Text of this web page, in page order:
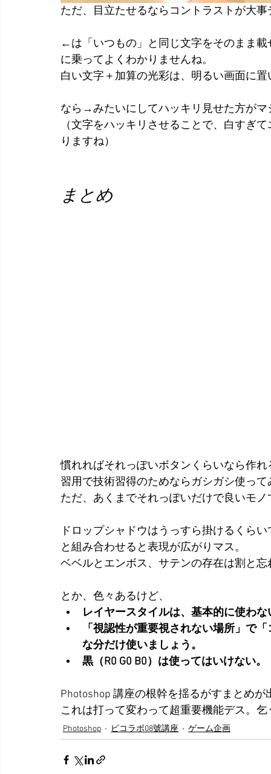
ただ、目立たせるならコントラストが大事
←は「いつもの」と同じ文字をそのまま
に乗ってよくわかりませんね。
白い文字＋加算の光彩は、明るい画面に
なら→みたいにしてハッキリ見せた方が
（文字をハッキリさせることで、白すぎ
りますね）
まとめ
慣れればそれっぽいボタンくらいなら作
習用で技術習得のためならガシガシ使っ
ただ、あくまでそれっぽいだけで良いモ
ドロップシャドウはうっすら掛けるくら
と組み合わせると表現が広がりマス。
ベベルとエンボス、サテンの存在は割と
とか、色々あるけど、
レイヤースタイルは、基本的に使わ
「視認性が重要視されない場所」で
な分だけ使いましょう。
黒（R0 G0 B0）は使ってはいけない。
Photoshop 講座の根幹を揺るがすまとめ
これは打って変わって超重要機能デス。乞
Photoshop ピコラボ08號講座 ゲーム企画